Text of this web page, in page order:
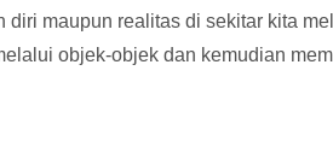
diri maupun realitas di sekitar kita
objek-objek dan kemudian